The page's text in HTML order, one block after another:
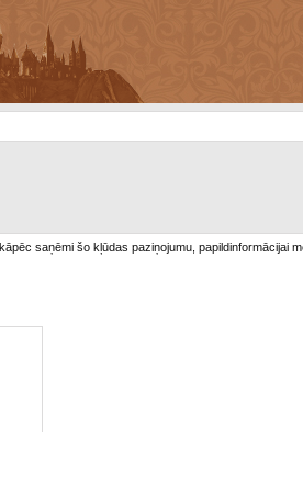
saņēmi šo kļūdas paziņojumu, papildinformācijai